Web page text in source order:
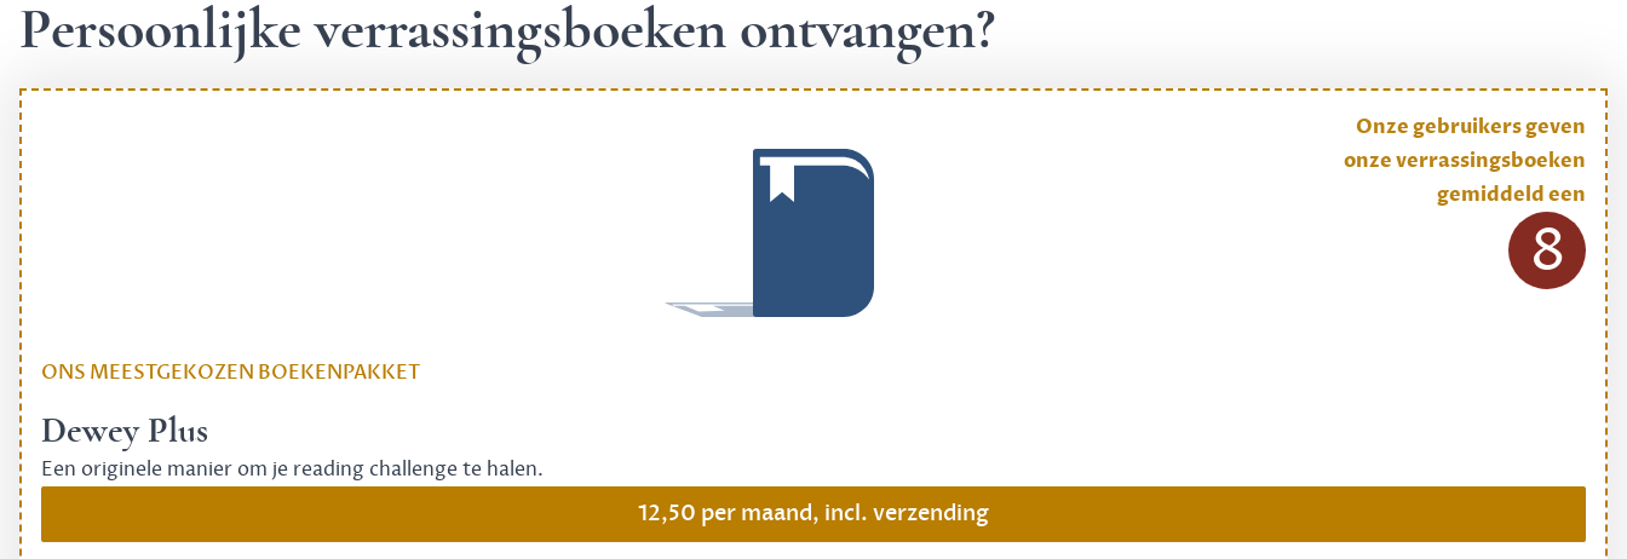
Persoonlijke verrassingsboeken ontvangen?
ONS MEESTGEKOZEN BOEKENPAKKET
Dewey Plus
Een originele manier om je reading challenge te halen.
12,50 per maand, incl. verzending
Onze gebruikers geven
onze verrassingsboeken
gemiddeld een
8